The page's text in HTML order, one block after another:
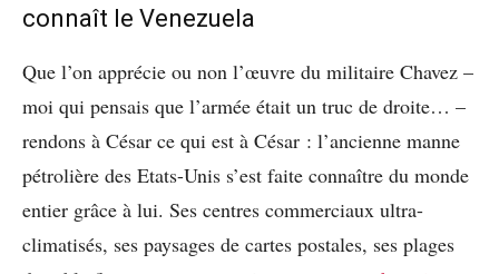
connaît le Venezuela
Que l’on apprécie ou non l’œuvre du militaire Chavez –
moi qui pensais que l’armée était un truc de droite… –
rendons à César ce qui est à César : l’ancienne manne
pétrolière des Etats-Unis s’est faite connaître du monde
entier grâce à lui. Ses centres commerciaux ultra-
climatisés, ses paysages de cartes postales, ses plages